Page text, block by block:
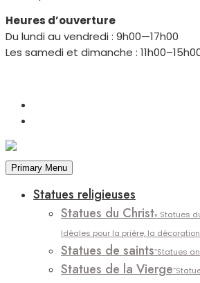
Heures d’ouverture
Du lundi au vendredi : 9h00—17h00
Les samedi et dimanche :
Primary Menu
Statues religieuses
Statues du Christ« Statues
Idéales pour la prière, la
Statues de saints“Statues
Statues de la Vierge